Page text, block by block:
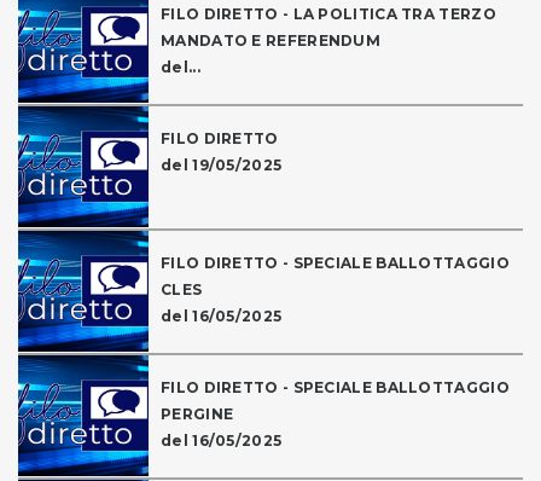
FILO DIRETTO - LA POLITICA TRA TERZO
MANDATO E REFERENDUM
del...
FILO DIRETTO
del 19/05/2025
FILO DIRETTO - SPECIALE BALLOTTAGGIO
CLES
del 16/05/2025
FILO DIRETTO - SPECIALE BALLOTTAGGIO
PERGINE
del 16/05/2025